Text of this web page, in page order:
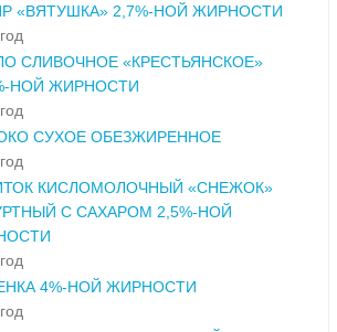
«ВЯТУШКА» 2,7%-НОЙ ЖИРНОСТИ
СЛИВОЧНОЕ «КРЕСТЬЯНСКОЕ»
НОЙ ЖИРНОСТИ
СУХОЕ ОБЕЗЖИРЕННОЕ
КИСЛОМОЛОЧНЫЙ «СНЕЖОК»
С САХАРОМ 2,5%-НОЙ
4%-НОЙ ЖИРНОСТИ